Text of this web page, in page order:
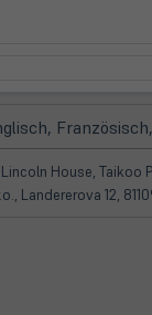
House,
Landererova 12,